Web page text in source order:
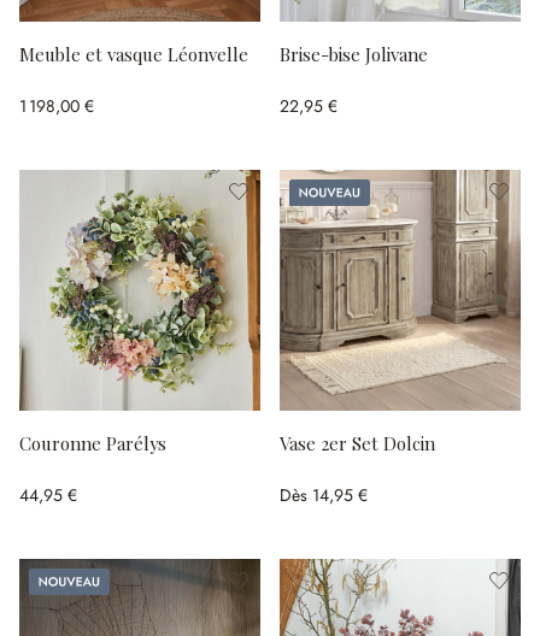
Meuble et vasque Léonvelle
1 198,00 €
Brise-bise Jolivane
22,95 €
Couronne Parélys
44,95 €
Nouveau
Vase 2er Set Dolcin
Dès 14,95 €
Nouveau